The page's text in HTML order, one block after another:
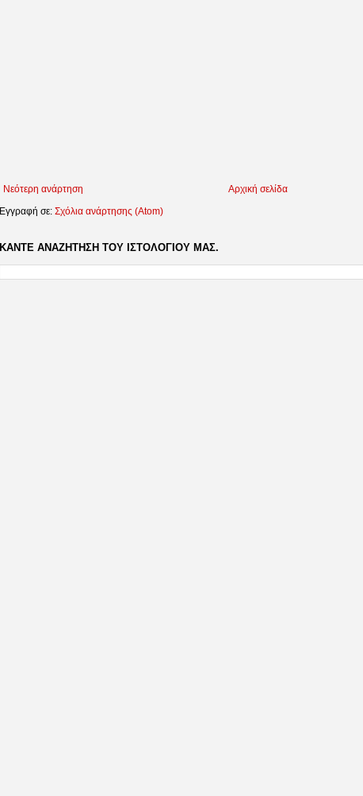
Νεότερη ανάρτηση
Αρχική σελίδα
Εγγραφή σε: Σχόλια ανάρτησης (Atom)
ΚΑΝΤΕ ΑΝΑΖΗΤΗΣΗ ΤΟΥ ΙΣΤΟΛΟΓΙΟΥ ΜΑΣ.